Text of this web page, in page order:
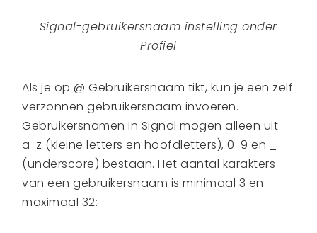
Signal-gebruikersnaam instelling onder
Profiel
Als je op @ Gebruikersnaam tikt, kun je een zelf
verzonnen gebruikersnaam invoeren.
Gebruikersnamen in Signal mogen alleen uit
a-z (kleine letters en hoofdletters), 0-9 en _
(underscore) bestaan. Het aantal karakters
van een gebruikersnaam is minimaal 3 en
maximaal 32: